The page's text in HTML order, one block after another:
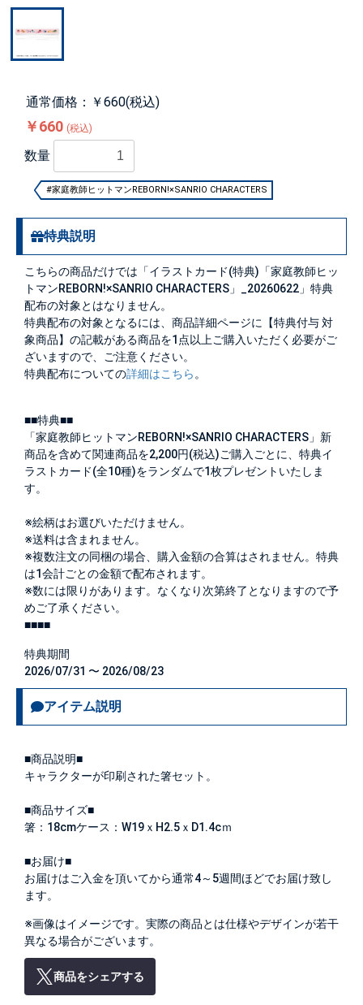
通常価格：￥660(税込)
￥660 (税込)
数量
#家庭教師ヒットマンREBORN!×SANRIO CHARACTERS
特典説明
こちらの商品だけでは「イラストカード(特典)「家庭教師ヒッ
トマンREBORN!×SANRIO CHARACTERS」_20260622」特典
配布の対象とはなりません。
特典配布の対象となるには、商品詳細ページに【特典付与 対
象商品】の記載がある商品を1点以上ご購入いただく必要がご
ざいますので、ご注意ください。
特典配布についての詳細はこちら 。
■■特典■■
「家庭教師ヒットマンREBORN!×SANRIO CHARACTERS」新
商品を含めて関連商品を2,200円(税込)ご購入ごとに、特典イ
ラストカード(全10種)をランダムで1枚プレゼントいたしま
す。
※絵柄はお選びいただけません。
※送料は含まれません。
※複数注文の同梱の場合、購入金額の合算はされません。特典
は1会計ごとの金額で配布されます。
※数には限りがあります。なくなり次第終了となりますので予
めご了承ください。
■■■■
特典期間
2026/07/31 〜 2026/08/23
アイテム説明
■商品説明■
キャラクターが印刷された箸セット。
■商品サイズ■
箸：18cmケース：W19ｘH2.5ｘD1.4cｍ
■お届け■
お届けはご入金を頂いてから通常4～5週間ほどでお届け致し
ます。
※画像はイメージです。実際の商品とは仕様やデザインが若干
異なる場合がございます。
商品をシェアする